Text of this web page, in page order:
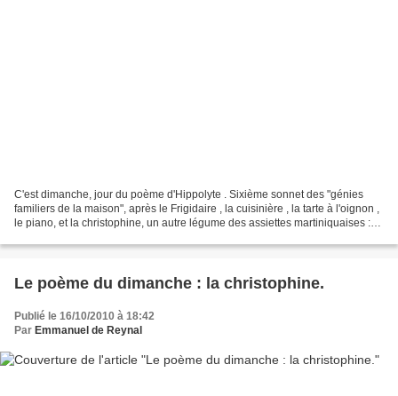
C'est dimanche, jour du poème d'Hippolyte . Sixième sonnet des "génies
familiers de la maison", après le Frigidaire , la cuisinière , la tarte à l'oignon ,
le piano, et la christophine, un autre légume des assiettes martiniquaises :
Le poème du dimanche : la christophine.
Publié le 16/10/2010 à 18:42
Par Emmanuel de Reynal